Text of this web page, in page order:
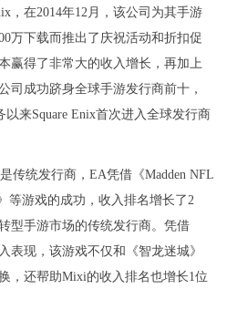
，在2014年12月，该公司为其手游
万下载而推出了庆祝活动和折扣促
赢得了非常大的收入增长，再加上
司成功跻身全球手游发行商前十，
以来Square Enix首次进入全球发行商
传统发行商，EA凭借《Madden NFL
等游戏的成功，收入排名增长了2
型手游市场的传统发行商。凭借
表现，该游戏不仅和《智龙迷城》
，还帮助Mixi的收入排名也增长1位